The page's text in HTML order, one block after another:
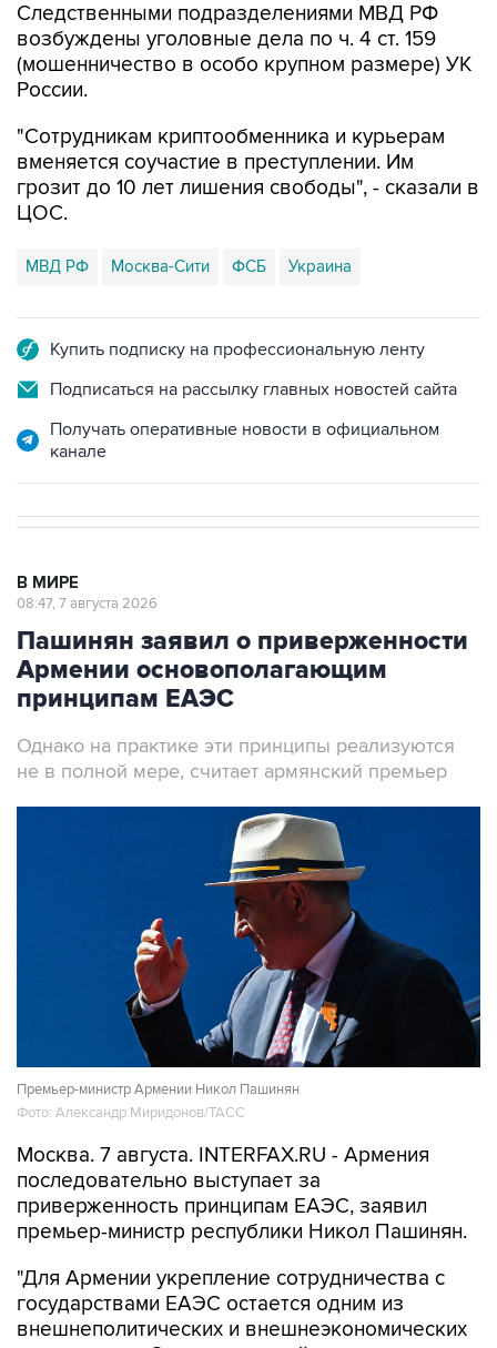
Следственными подразделениями МВД РФ
возбуждены уголовные дела по ч. 4 ст. 159
(мошенничество в особо крупном размере) УК
России.
"Сотрудникам криптообменника и курьерам
вменяется соучастие в преступлении. Им
грозит до 10 лет лишения свободы", - сказали в
ЦОС.
МВД РФ Москва-Сити ФСБ Украина
Купить подписку на профессиональную ленту
Подписаться на рассылку главных новостей сайта
Получать оперативные новости в официальном
канале
В МИРЕ
08:47, 7 августа 2026
Пашинян заявил о приверженности
Армении основополагающим
принципам ЕАЭС
Однако на практике эти принципы реализуются
не в полной мере, считает армянский премьер
Премьер-министр Армении Никол Пашинян
Фото: Александр Миридонов/ТАСС
Москва. 7 августа. INTERFAX.RU - Армения
последовательно выступает за
приверженность принципам ЕАЭС, заявил
премьер-министр республики Никол Пашинян.
"Для Армении укрепление сотрудничества с
государствами ЕАЭС остается одним из
внешнеполитических и внешнеэкономических